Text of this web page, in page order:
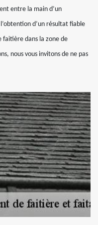
entre la main d’un
d’un résultat fiable
faitière dans la zone de
nous vous invitons de ne pas